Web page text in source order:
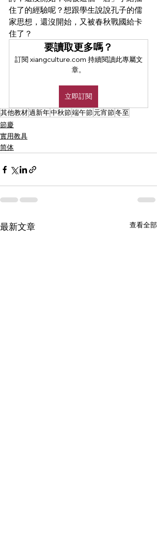
住了的經驗呢？想跟學生說說孔子的儒
家思想，還沒開始，又被春秋戰國給卡
住了？
要讀取更多嗎？
訂閱 xiangculture.com 持續閱讀此專屬文
章。
立即訂閱
其他教材過新年中秋節端午節元宵節冬至
節慶
實用教具
简体
最新文章 查看全部